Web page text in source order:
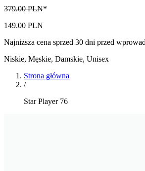
379.00 PLN*
149.00 PLN
Najniższa cena sprzed 30 dni przed
Niskie, Męskie, Damskie, Unisex
Strona główna
/
Star Player 76